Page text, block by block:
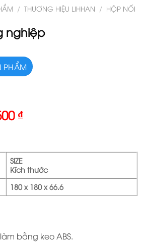
/ THƯƠNG HIỆU LIHHAN / HỘP NỐI
nghiệp
PHẨM
₫
SIZE
Kích thước
180 x 180 x 66.6
bằng keo ABS.